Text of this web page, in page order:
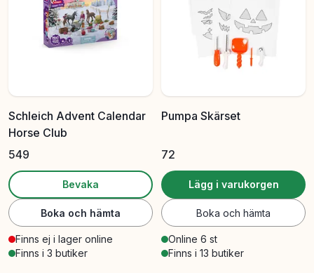
Schleich Advent Calendar
Horse Club
549
Bevaka
Boka och hämta
Finns ej i lager online
Finns i 3 butiker
Pumpa Skärset
72
Lägg i varukorgen
Boka och hämta
Online 6 st
Finns i 13 butiker